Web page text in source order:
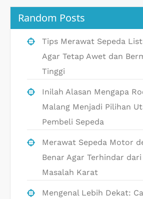
Random Posts
Tips Merawat Sepeda
Agar Tetap Awet dan
Tinggi
Inilah Alasan Mengapa
Malang Menjadi Pilihan
Pembeli Sepeda
Merawat Sepeda Motor
Benar Agar Terhindar dari
Masalah Karat
Mengenal Lebih Dekat: